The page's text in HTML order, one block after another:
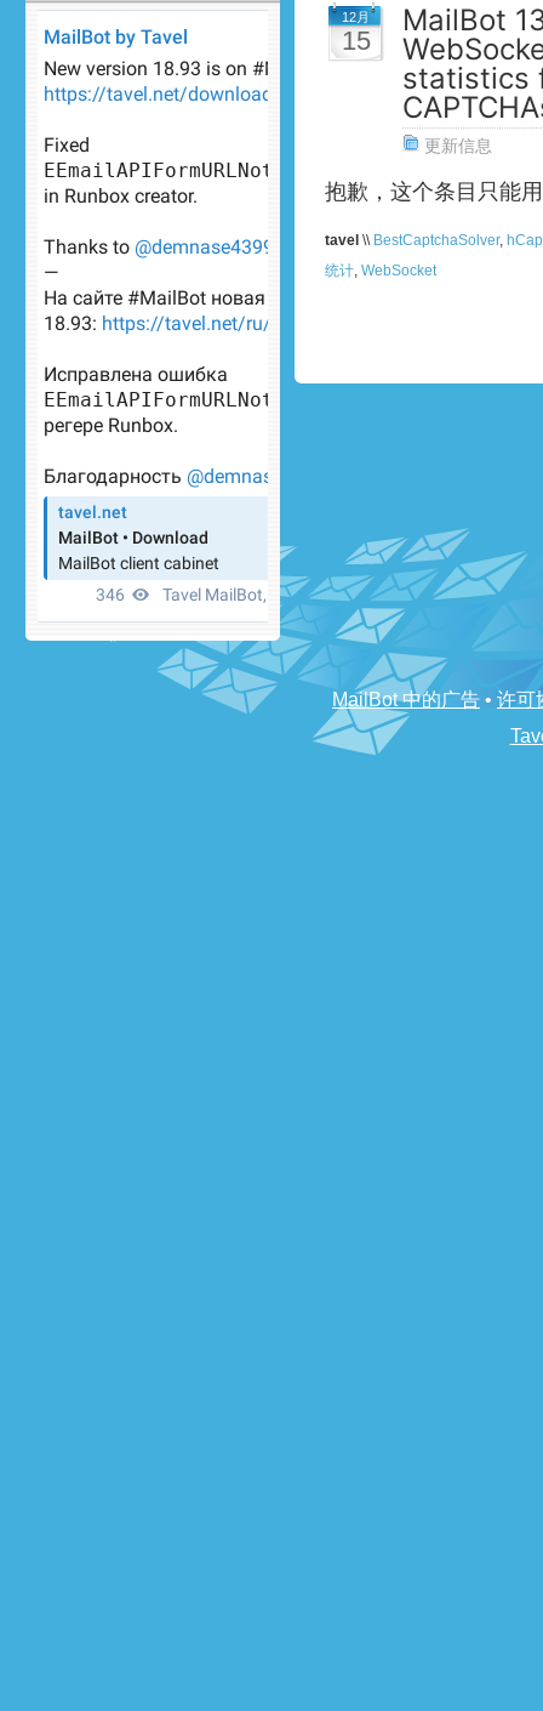
12月
15
MailBot
statistics
更新信息
抱歉，这个条目只能
tavel \\ BestCaptchaSolver,
统计 WebSocket
MailBot 中的广告 • 许可